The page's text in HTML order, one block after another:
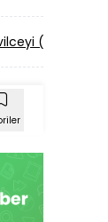
(Sivilceyi